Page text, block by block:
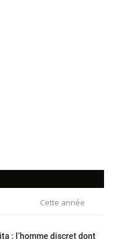
Cette année
: l’homme discret dont